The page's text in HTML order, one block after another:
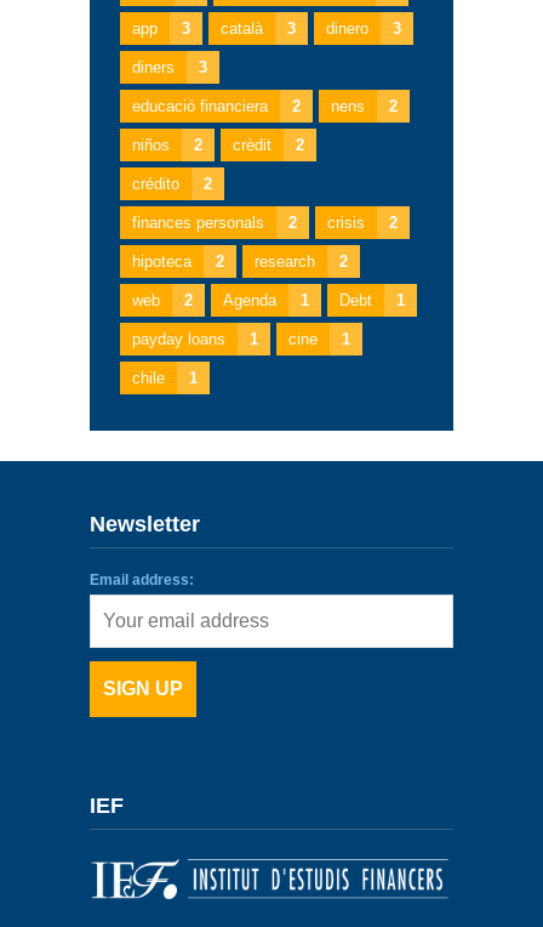
app 3 català 3 dinero 3
diners 3
educació financiera 2 nens 2
niños 2 crèdit 2
crédito 2
finances personals 2 crisis 2
hipoteca 2 research 2
web 2 Agenda 1 Debt 1
payday loans 1 cine 1
chile 1
Newsletter
Email address:
IEF